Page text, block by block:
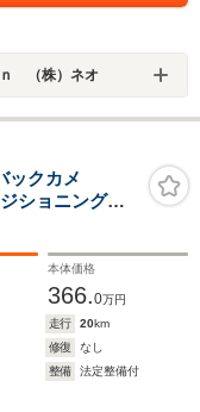
（株）ネオ
クカメ
ショニングア
ッドライト/フ
/アンドロイド
本体価格
366.0万円
走行 20km
修復
なし
整備
法定整備付